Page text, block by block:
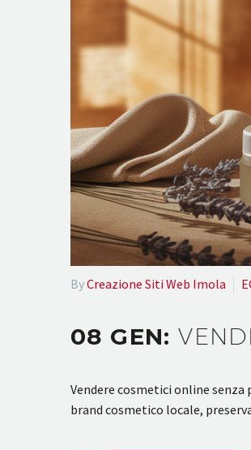
ByCreazione Siti Web Imola
08 GEN:
Vendere cosmetici online
brand cosmetico locale,